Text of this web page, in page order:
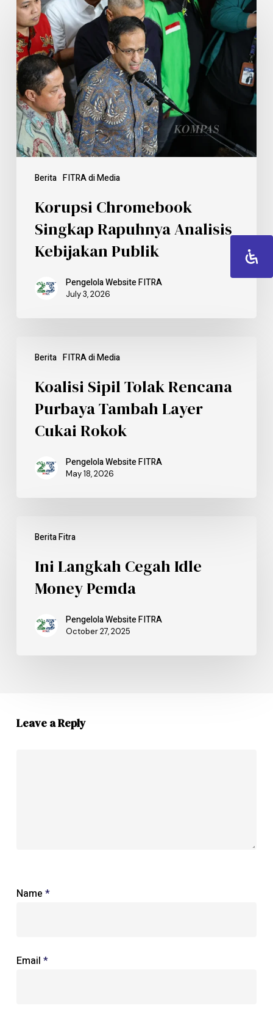
Berita FITRA di Media
Korupsi Chromebook
Singkap Rapuhnya Analisis
Kebijakan Publik
Pengelola Website FITRA
July 3, 2026
Berita FITRA di Media
Koalisi Sipil Tolak Rencana
Purbaya Tambah Layer
Cukai Rokok
Pengelola Website FITRA
May 18, 2026
Berita Fitra
Ini Langkah Cegah Idle
Money Pemda
Pengelola Website FITRA
October 27, 2025
Leave a Reply
Name *
Email *